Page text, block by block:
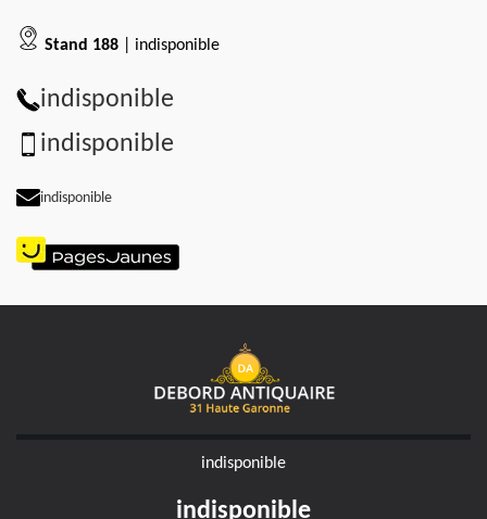
Stand 188 | indisponible
indisponible
indisponible
indisponible
indisponible
indisponible